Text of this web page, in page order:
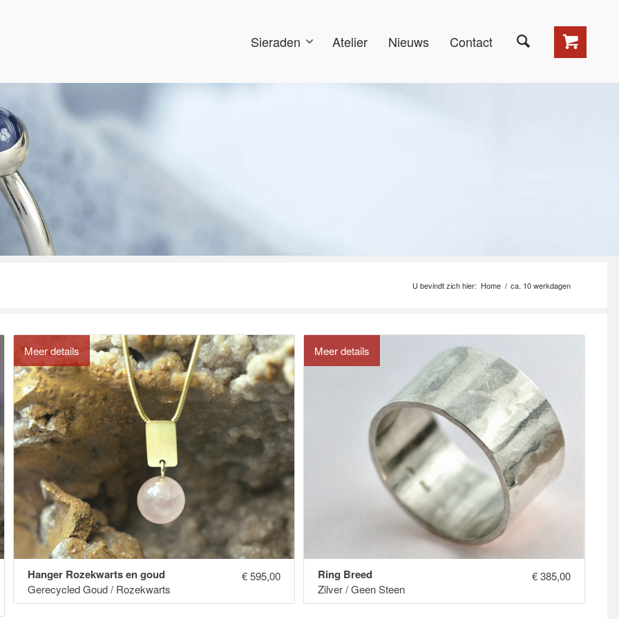
Sieraden Atelier Nieuws Contact
U bevindt zich hier: Home / ca. 10 werkdagen
Meer details
Hanger Rozekwarts en goud
Gerecycled Goud / Rozekwarts
€595,00
Meer details
Ring Breed
Zilver / Geen Steen
€385,00